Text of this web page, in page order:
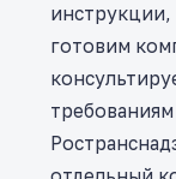
готовим